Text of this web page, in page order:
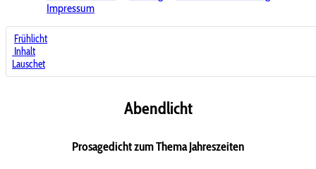
Impressum
Frühlicht
Inhalt
Lauschet
Abendlicht
Prosagedicht zum Thema Jahreszeiten